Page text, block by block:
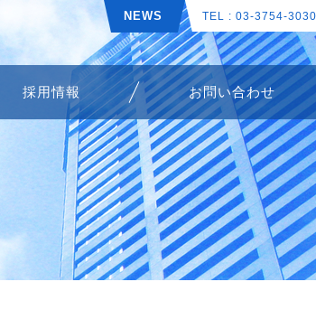
NEWS TEL : 03-3754-3030
採用情報 お問い合わせ